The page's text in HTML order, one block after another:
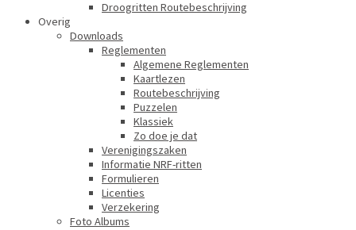
Droogritten Routebeschrijving
Overig
Downloads
Reglementen
Algemene Reglementen
Kaartlezen
Routebeschrijving
Puzzelen
Klassiek
Zo doe je dat
Verenigingszaken
Informatie NRF-ritten
Formulieren
Licenties
Verzekering
Foto Albums